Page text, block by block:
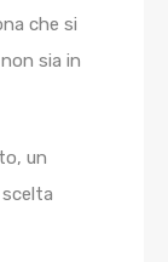
che si
sia in
un